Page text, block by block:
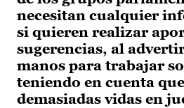
necesitan cualquier
si quieren realizar
sugerencias, al
manos para trabajar
teniendo en cuenta
demasiadas vidas en